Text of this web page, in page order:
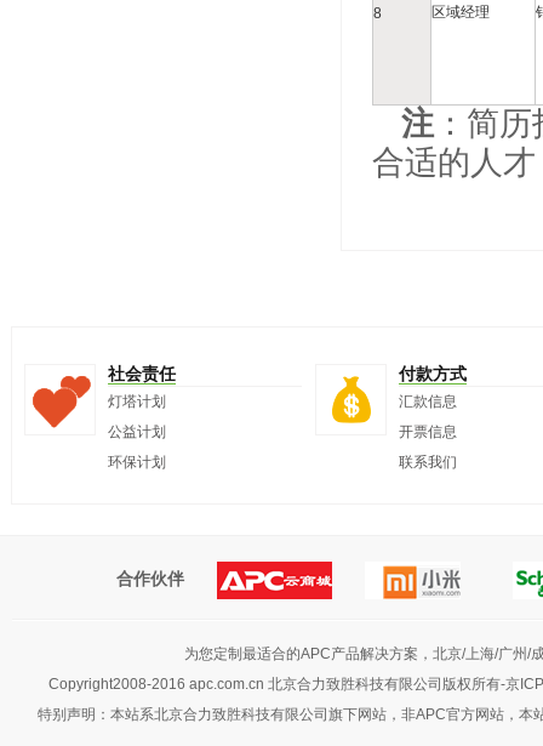
8 区域经理
注 ：简
合适的人
社会责任
灯塔计划
公益计划
环保计划
付款方式
汇款信息
开票信息
联系我们
合作伙伴
为您定制最适合的APC产品解决方案，北京/上海/广州/
Copyright2008-2016 apc.com.cn 北京合力致胜科技有限公司版权所有-京
特别声明：本站系北京合力致胜科技有限公司旗下网站，非APC官方网站，